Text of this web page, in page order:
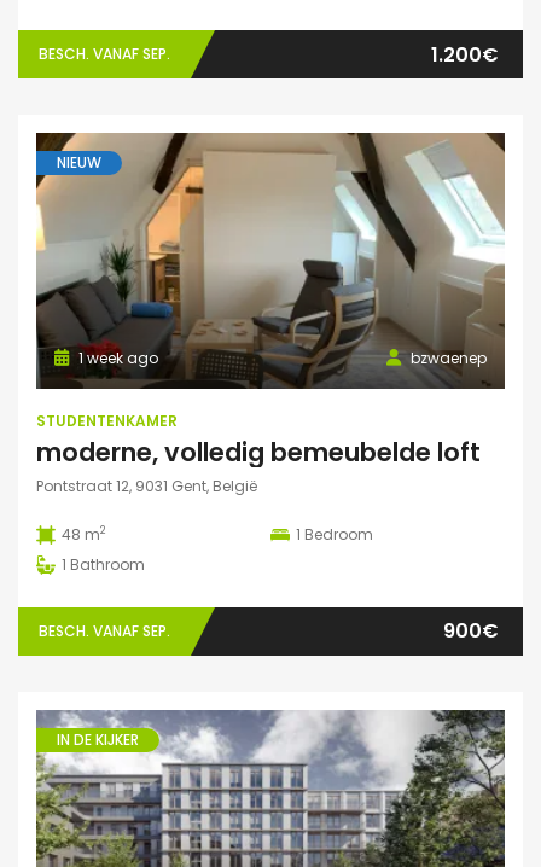
BESCH. VANAF SEP. 1.200€
NIEUW
bzwaenep
1 week ago
STUDENTENKAMER
moderne, volledig bemeubelde loft
Pontstraat 12, 9031 Gent, België
48 m2 1 Bedroom
1 Bathroom
BESCH. VANAF SEP. 900€
IN DE KIJKER